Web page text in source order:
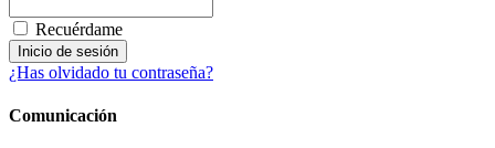
Recuérdame
¿Has olvidado tu contraseña?
Comunicación